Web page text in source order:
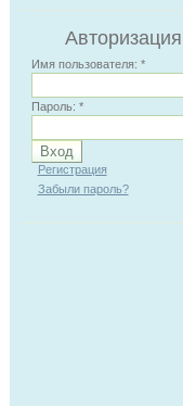
Авторизация
Имя пользователя: *
Пароль: *
Регистрация
Забыли пароль?